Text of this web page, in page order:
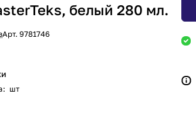
белый 280 мл.
Арт.9781746
: шт